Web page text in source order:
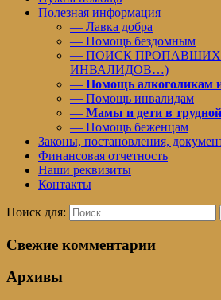
Полезная информация
— Лавка добра
— Помощь бездомным
— ПОИСК ПРОПАВШИХ
ИНВАЛИДОВ…)
— Помощь алкоголикам
— Помощь инвалидам
— Мамы и дети в
— Помощь беженцам
Законы, постановления,
Финансовая отчетность
Наши реквизиты
Контакты
Поиск для:
Свежие комментарии
Архивы